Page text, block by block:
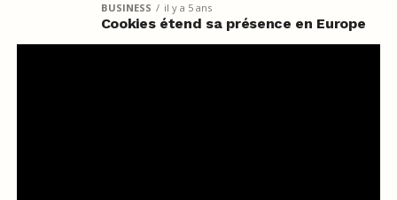
BUSINESS il y a 5 ans
Cookies étend sa présence en Europe